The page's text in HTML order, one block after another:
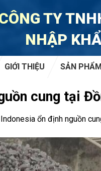
TY
NHẬP
GIỚI THIỆU SẢN PHẨM
cung tại
ổn định nguồn